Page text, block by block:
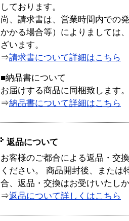
しております。
尚、請求書は、営業時間内での
かかる場合等）によりましては
ざいます。
⇒請求書について詳細はこちら
■納品書について
お届けする商品に同梱致します。
⇒納品書について詳細はこちら
返品について
お客様のご都合による返品・交
ください。 商品開封後、または
合、返品・交換はお受けいたし
⇒返品について詳しくはこちら